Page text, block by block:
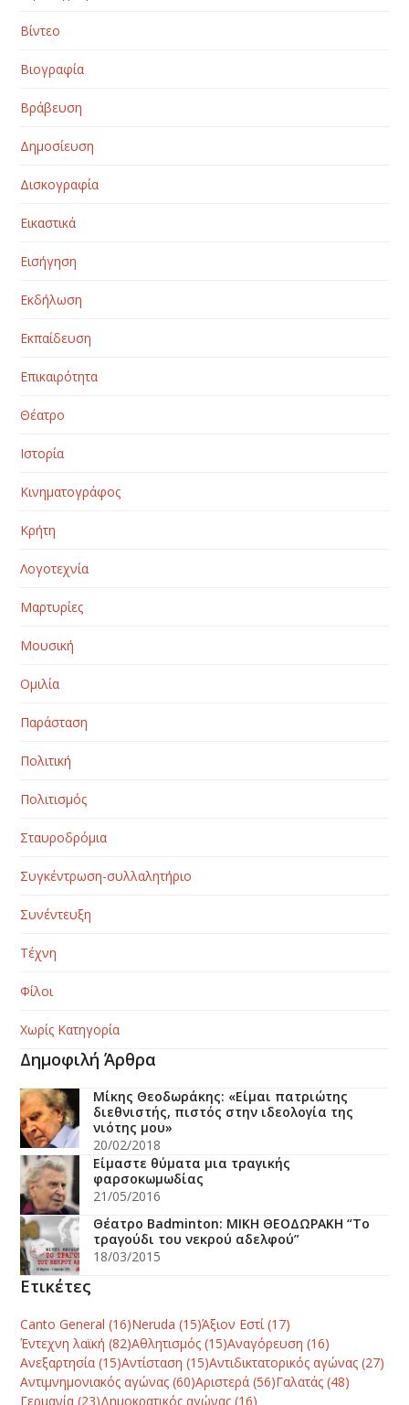
Βίντεο
Βιογραφία
Βράβευση
Δημοσίευση
Δισκογραφία
Εικαστικά
Εισήγηση
Εκδήλωση
Εκπαίδευση
Επικαιρότητα
Θέατρο
Ιστορία
Κινηματογράφος
Κρήτη
Λογοτεχνία
Μαρτυρίες
Μουσική
Ομιλία
Παράσταση
Πολιτική
Πολιτισμός
Σταυροδρόμια
Συγκέντρωση-συλλαλητήριο
Συνέντευξη
Τέχνη
Φίλοι
Χωρίς Κατηγορία
Δημοφιλή Άρθρα
Μίκης Θεοδωράκης: «Είμαι πατριώτης
διεθνιστής, πιστός στην ιδεολογία της
νιότης μου»
20/02/2018
Είμαστε θύματα μια τραγικής
φαρσοκωμωδίας
21/05/2016
Θέατρο Badminton: ΜΙΚΗ ΘΕΟΔΩΡΑΚΗ “Το
τραγούδι του νεκρού αδελφού”
18/03/2015
Ετικέτες
Canto General (16)Neruda (15)Άξιον Εστί (17)
Έντεχνη λαϊκή (82)Αθλητισμός (15)Αναγόρευση (16)
Ανεξαρτησία (15)Αντίσταση (15)Αντιδικτατορικός αγώνας (27)
Αντιμνημονιακός αγώνας (60)Αριστερά (56)Γαλατάς (48)
Γερμανία (23)Δημοκρατικός αγώνας (16)